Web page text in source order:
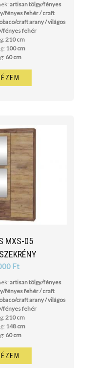
artisan tölgy/fényes
fényes fehér / craft
craft arany / világos
fényes fehér
210 cm
100 cm
60 cm
MXS-05
Ft
artisan tölgy/fényes
fényes fehér / craft
craft arany / világos
fényes fehér
210 cm
148 cm
60 cm